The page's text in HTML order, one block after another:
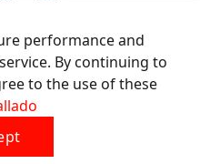
© 2014-2026 CANYON
performance and
By continuing to
to the use of these